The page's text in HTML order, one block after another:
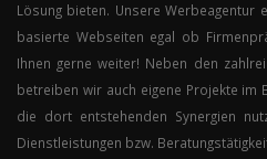
Lösung bieten. Unsere Werbeagentur
basierte Webseiten egal ob
Ihnen gerne weiter! Neben den
betreiben wir auch eigene Projekte im
die dort entstehenden Synergien
Dienstleistungen bzw.